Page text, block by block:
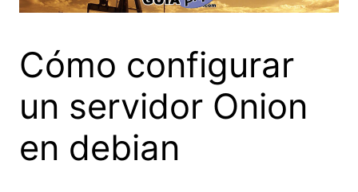
Cómo configurar
un servidor Onion
en debian